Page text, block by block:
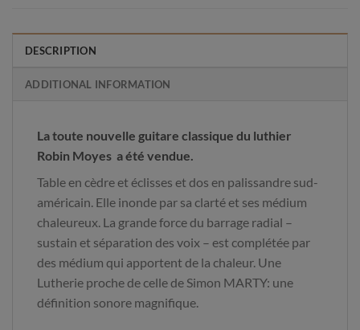
DESCRIPTION
ADDITIONAL INFORMATION
La toute nouvelle guitare classique du luthier
Robin Moyes a été vendue.
Table en cèdre et éclisses et dos en palissandre sud-
américain. Elle inonde par sa clarté et ses médium
chaleureux. La grande force du barrage radial –
sustain et séparation des voix – est complétée par
des médium qui apportent de la chaleur. Une
Lutherie proche de celle de Simon MARTY: une
définition sonore magnifique.